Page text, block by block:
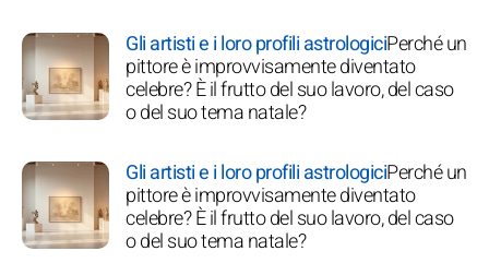
Gli artisti e i loro profili astrologiciPerché un
pittore è improvvisamente diventato
celebre? È il frutto del suo lavoro, del caso
o del suo tema natale?
Gli artisti e i loro profili astrologiciPerché un
pittore è improvvisamente diventato
celebre? È il frutto del suo lavoro, del caso
o del suo tema natale?